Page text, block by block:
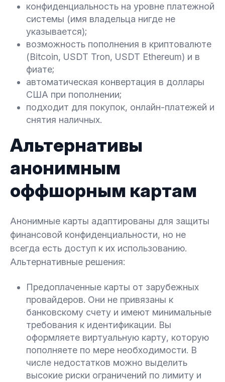
конфиденциальность на уровне платежной
системы (имя владельца нигде не
указывается);
возможность пополнения в криптовалюте
(Bitcoin, USDT Tron, USDT Ethereum) и в
фиате;
автоматическая конвертация в доллары
США при пополнении;
подходит для покупок, онлайн-платежей и
снятия наличных.
Альтернативы
анонимным
оффшорным картам
Анонимные карты адаптированы для защиты
финансовой конфиденциальности, но не
всегда есть доступ к их использованию.
Альтернативные решения:
Предоплаченные карты от зарубежных
провайдеров. Они не привязаны к
банковскому счету и имеют минимальные
требования к идентификации. Вы
оформляете виртуальную карту, которую
пополняете по мере необходимости. В
числе недостатков можно выделить
высокие риски ограничений по лимиту и